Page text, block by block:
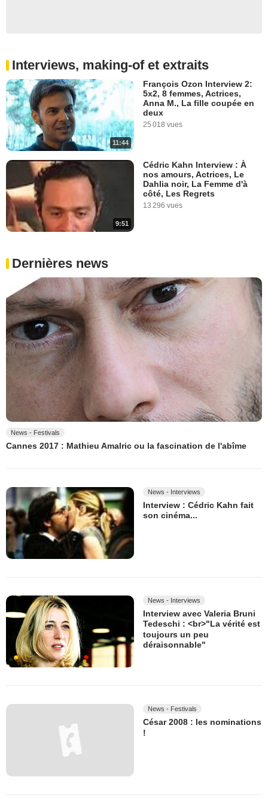
Interviews, making-of et extraits
11:44
François Ozon Interview 2:
5x2, 8 femmes, Actrices,
Anna M., La fille coupée en
deux
25 018 vues
9:51
Cédric Kahn Interview : À
nos amours, Actrices, Le
Dahlia noir, La Femme d'à
côté, Les Regrets
13 296 vues
Dernières news
News - Festivals
Cannes 2017 : Mathieu Amalric ou la fascination de l'abîme
News - Interviews
Interview : Cédric Kahn fait
son cinéma...
News - Interviews
Interview avec Valeria Bruni
Tedeschi : <br>"La vérité est
toujours un peu
déraisonnable"
News - Festivals
César 2008 : les nominations
!